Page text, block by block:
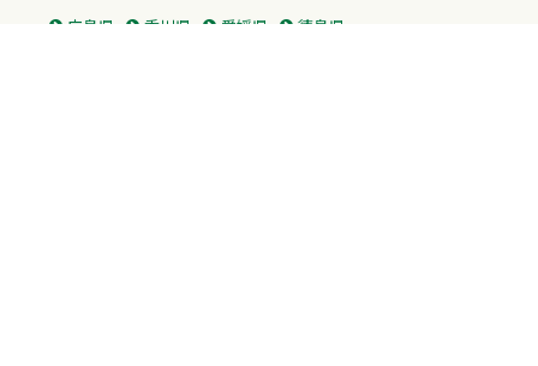
広島県 香川県 愛媛県 徳島県